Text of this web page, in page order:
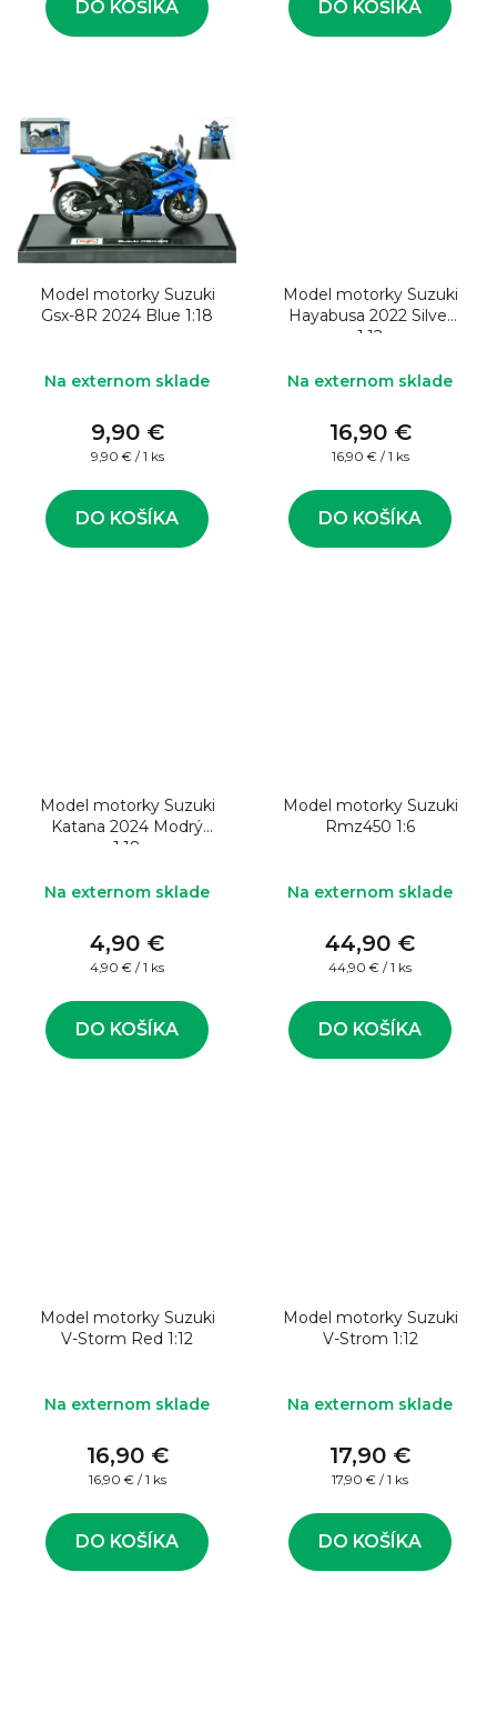
DO KOŠÍKA DO KOŠÍKA
Model motorky Suzuki
Gsx-8R 2024 Blue 1:18
Na externom sklade
9,90 €
Jednotková
9,90 € / 1 ks
DO KOŠÍKA
Model motorky Suzuki
Hayabusa 2022 Silver
1:12
Na externom sklade
16,90 €
Jednotková
16,90 € / 1 ks
DO KOŠÍKA
Model motorky Suzuki
Katana 2024 Modrý
1:18
Na externom sklade
4,90 €
Jednotková
4,90 € / 1 ks
DO KOŠÍKA
Model motorky Suzuki
Rmz450 1:6
Na externom sklade
44,90 €
Jednotková
44,90 € / 1 ks
DO KOŠÍKA
Model motorky Suzuki
V-Storm Red 1:12
Na externom sklade
16,90 €
Jednotková
16,90 € / 1 ks
DO KOŠÍKA
Model motorky Suzuki
V-Strom 1:12
Na externom sklade
17,90 €
Jednotková
17,90 € / 1 ks
DO KOŠÍKA